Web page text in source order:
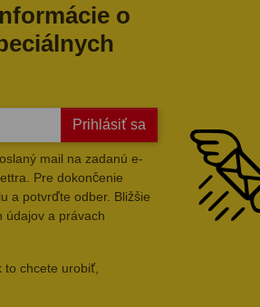
o
Prihlásiť sa
mail na zadanú e-
Pre dokončenie
a potvrďte odber. Bližšie
údajov a právach
chcete urobiť,